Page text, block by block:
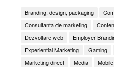
Branding, design, packaging
Consultanta de marketing
Dezvoltare web
Employer
Experiential Marketing
Gaming
Marketing direct
Media